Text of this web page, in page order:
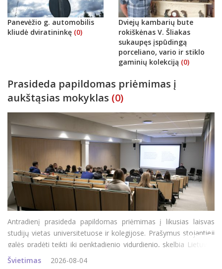
Panevėžio g. automobilis
kliudė dviratininkę (0)
Dviejų kambarių bute
rokiškėnas V. Šliakas
sukaupęs įspūdingą
porceliano, vario ir stiklo
gaminių kolekciją (0)
Prasideda papildomas priėmimas į
aukštąsias mokyklas (0)
Antradienį prasideda papildomas priėmimas į likusias laisvas
studijų vietas universitetuose ir kolegijose. Prašymus stojantieji
galės pradėti teikti iki penktadienio vidurdienio, skelbia Lietuvos
aukštųjų mokyklų asociacija bendrajam priėmimui organizuoti
Švietimas 2026-08-04